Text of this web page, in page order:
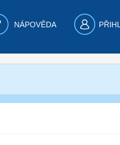
NÁPOVĚDA